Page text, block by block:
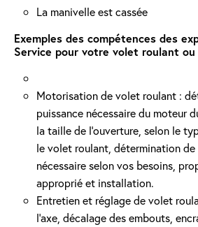
La manivelle est cassée
Exemples des compétences des
Service pour votre volet roulant
Motorisation de volet roulant :
puissance nécessaire du moteur
la taille de l’ouverture, selon le
le volet roulant, détermination
nécessaire selon vos besoins,
approprié et installation.
Entretien et réglage de volet
l’axe, décalage des embouts,